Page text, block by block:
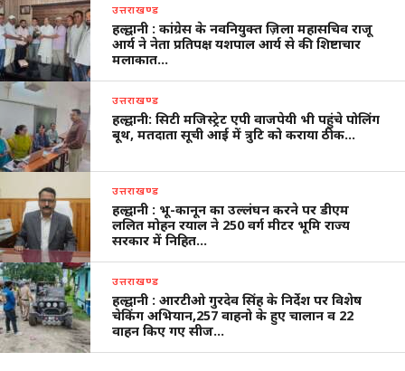
उत्तराखण्ड
हल्द्वानी : कांग्रेस के नवनियुक्त ज़िला महासचिव राजू
आर्य ने नेता प्रतिपक्ष यशपाल आर्य से की शिष्टाचार
मलाकात…
उत्तराखण्ड
हल्द्वानी: सिटी मजिस्ट्रेट एपी वाजपेयी भी पहुंचे पोलिंग
बूथ, मतदाता सूची आई में त्रुटि को कराया ठीक…
उत्तराखण्ड
हल्द्वानी : भू-कानून का उल्लंघन करने पर डीएम
ललित मोहन रयाल ने 250 वर्ग मीटर भूमि राज्य
सरकार में निहित…
उत्तराखण्ड
हल्द्वानी : आरटीओ गुरदेव सिंह के निर्देश पर विशेष
चेकिंग अभियान,257 वाहनो के हुए चालान व 22
वाहन किए गए सीज…